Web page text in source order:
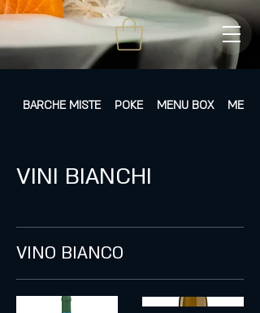
BARCHE MISTE POKE MENU BOX MENÙ
VINI BIANCHI
VINO BIANCO